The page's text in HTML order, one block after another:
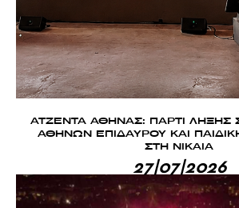
ΑΤΖΕΝΤΑ ΑΘΗΝΑΣ: ΠΑΡΤΙ ΛΗΞΗΣ
ΑΘΗΝΩΝ ΕΠΙΔΑΥΡΟΥ ΚΑΙ
ΣΤΗ ΝΙΚΑΙΑ
27|07|2026